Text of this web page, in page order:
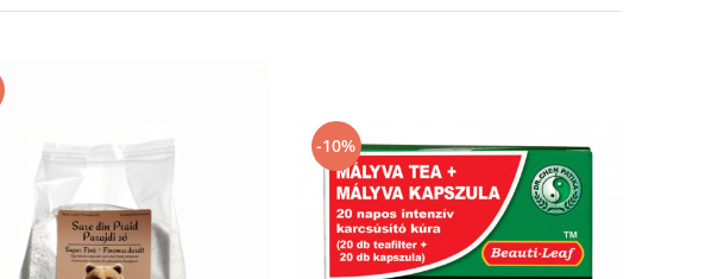
-10%